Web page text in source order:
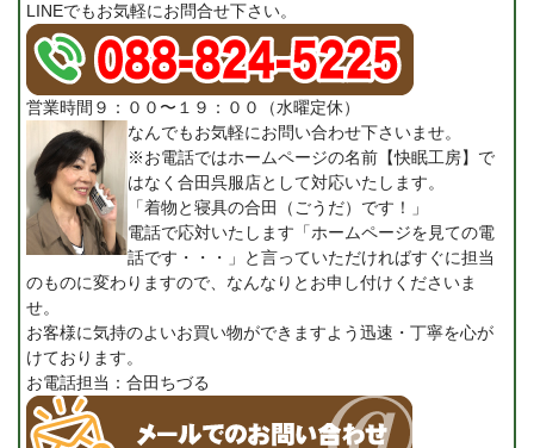
LINEでもお気軽にお問合せ下さい。
営業時間９：００〜１９：００（水曜定休）
なんでもお気軽にお問い合わせ下さいませ。
※お電話ではホームページの名前【快眠工房】で
はなく合田呉服店として対応いたします。
「着物と寝具の合田（ごうだ）です！」
電話で応対いたします「ホームページを見ての電
話です・・・」と言っていただければすぐに担当
のものに変わりますので、なんなりとお申し付けくださいま
せ。
お客様に気持のよいお買い物ができますよう迅速・丁寧を心が
けております。
お電話担当：合田ちづる